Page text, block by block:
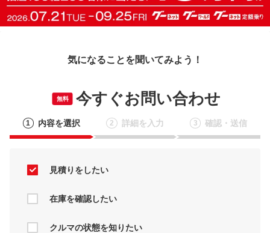
気になることを聞いてみよう！
無料 今すぐお問い合わせ
1 内容を選択 2 詳細を入力 3 確認・送信
見積りをしたい
在庫を確認したい
クルマの状態を知りたい